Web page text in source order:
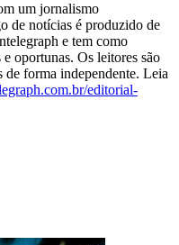
um jornalismo
de notícias é produzido de
e tem como
oportunas. Os leitores são
forma independente. Leia
editorial-